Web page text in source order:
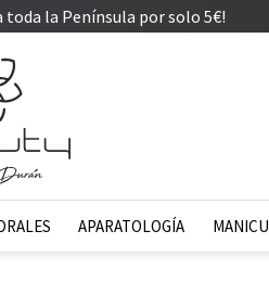
toda la Península por solo 5€!
APARATOLOGÍA